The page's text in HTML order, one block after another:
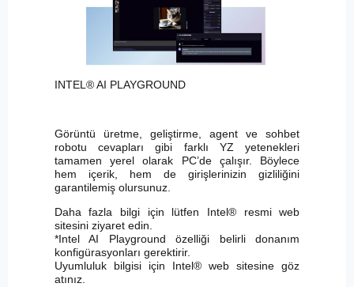
INTEL® AI PLAYGROUND
Görüntü üretme, geliştirme, agent ve sohbet
robotu cevapları gibi farklı YZ yetenekleri
tamamen yerel olarak PC’de çalışır. Böylece
hem içerik, hem de girişlerinizin gizliliğini
garantilemiş olursunuz.
Daha fazla bilgi için lütfen Intel® resmi web
sitesini ziyaret edin.
*Intel AI Playground özelliği belirli donanım
konfigürasyonları gerektirir.
Uyumluluk bilgisi için Intel® web sitesine göz
atınız.